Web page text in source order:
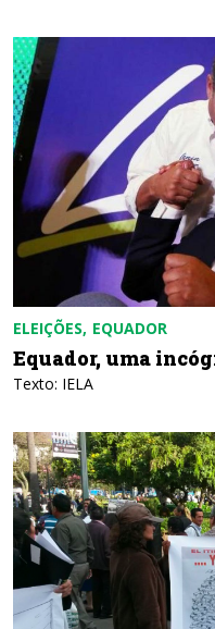
ELEIÇÕES EQUADOR
Equador, uma
Texto: IELA